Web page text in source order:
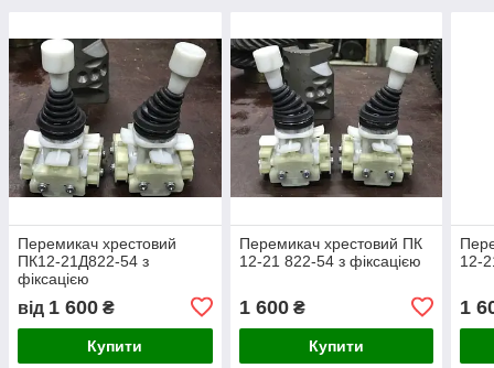
Перемикач хрестовий
ПК12-21Д822-54 з
фіксацією
від 1 600 ₴
Купити
Перемикач хрестовий ПК
12-21 822-54 з фіксацією
1 600₴
Купити
12-
1